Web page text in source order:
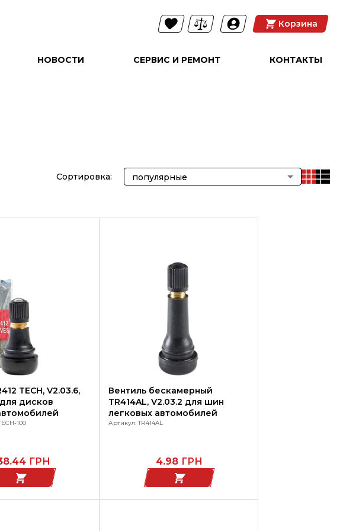
Корзина
НОВОСТИ СЕРВИС И РЕМОНТ КОНТАКТЫ
Сортировка: популярные
TECH, V2.03.6,
дисков
100
ГРН
Вентиль бескамерный
TR414AL, V2.03.2 для шин
легковых автомобилей
Артикул: TR414AL
4.98 ГРН